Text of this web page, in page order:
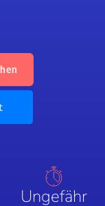
Ungefähr